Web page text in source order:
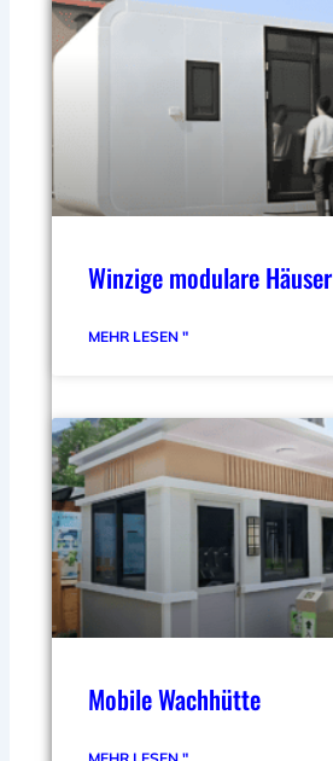
Winzige modulare Häuser
MEHR LESEN "
Mobile Wachhütte